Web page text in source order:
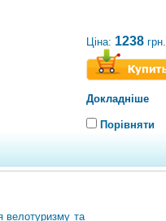
Ціна: 1238 грн.
Докладніше
Порівняти
велотуризму та